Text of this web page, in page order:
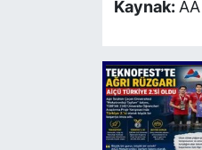
Kaynak: AA